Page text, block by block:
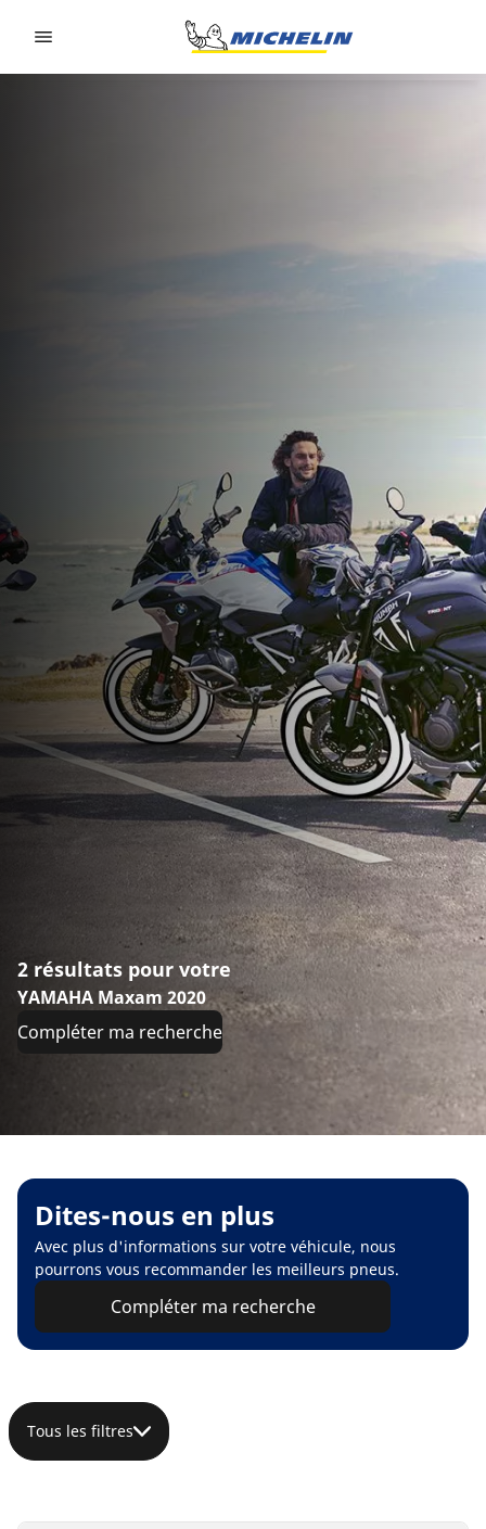
2 résultats pour votre
YAMAHA Maxam 2020
Compléter ma recherche
Dites-nous en plus
Avec plus d'informations sur votre véhicule, nous
pourrons vous recommander les meilleurs pneus.
Compléter ma recherche
Tous les filtres